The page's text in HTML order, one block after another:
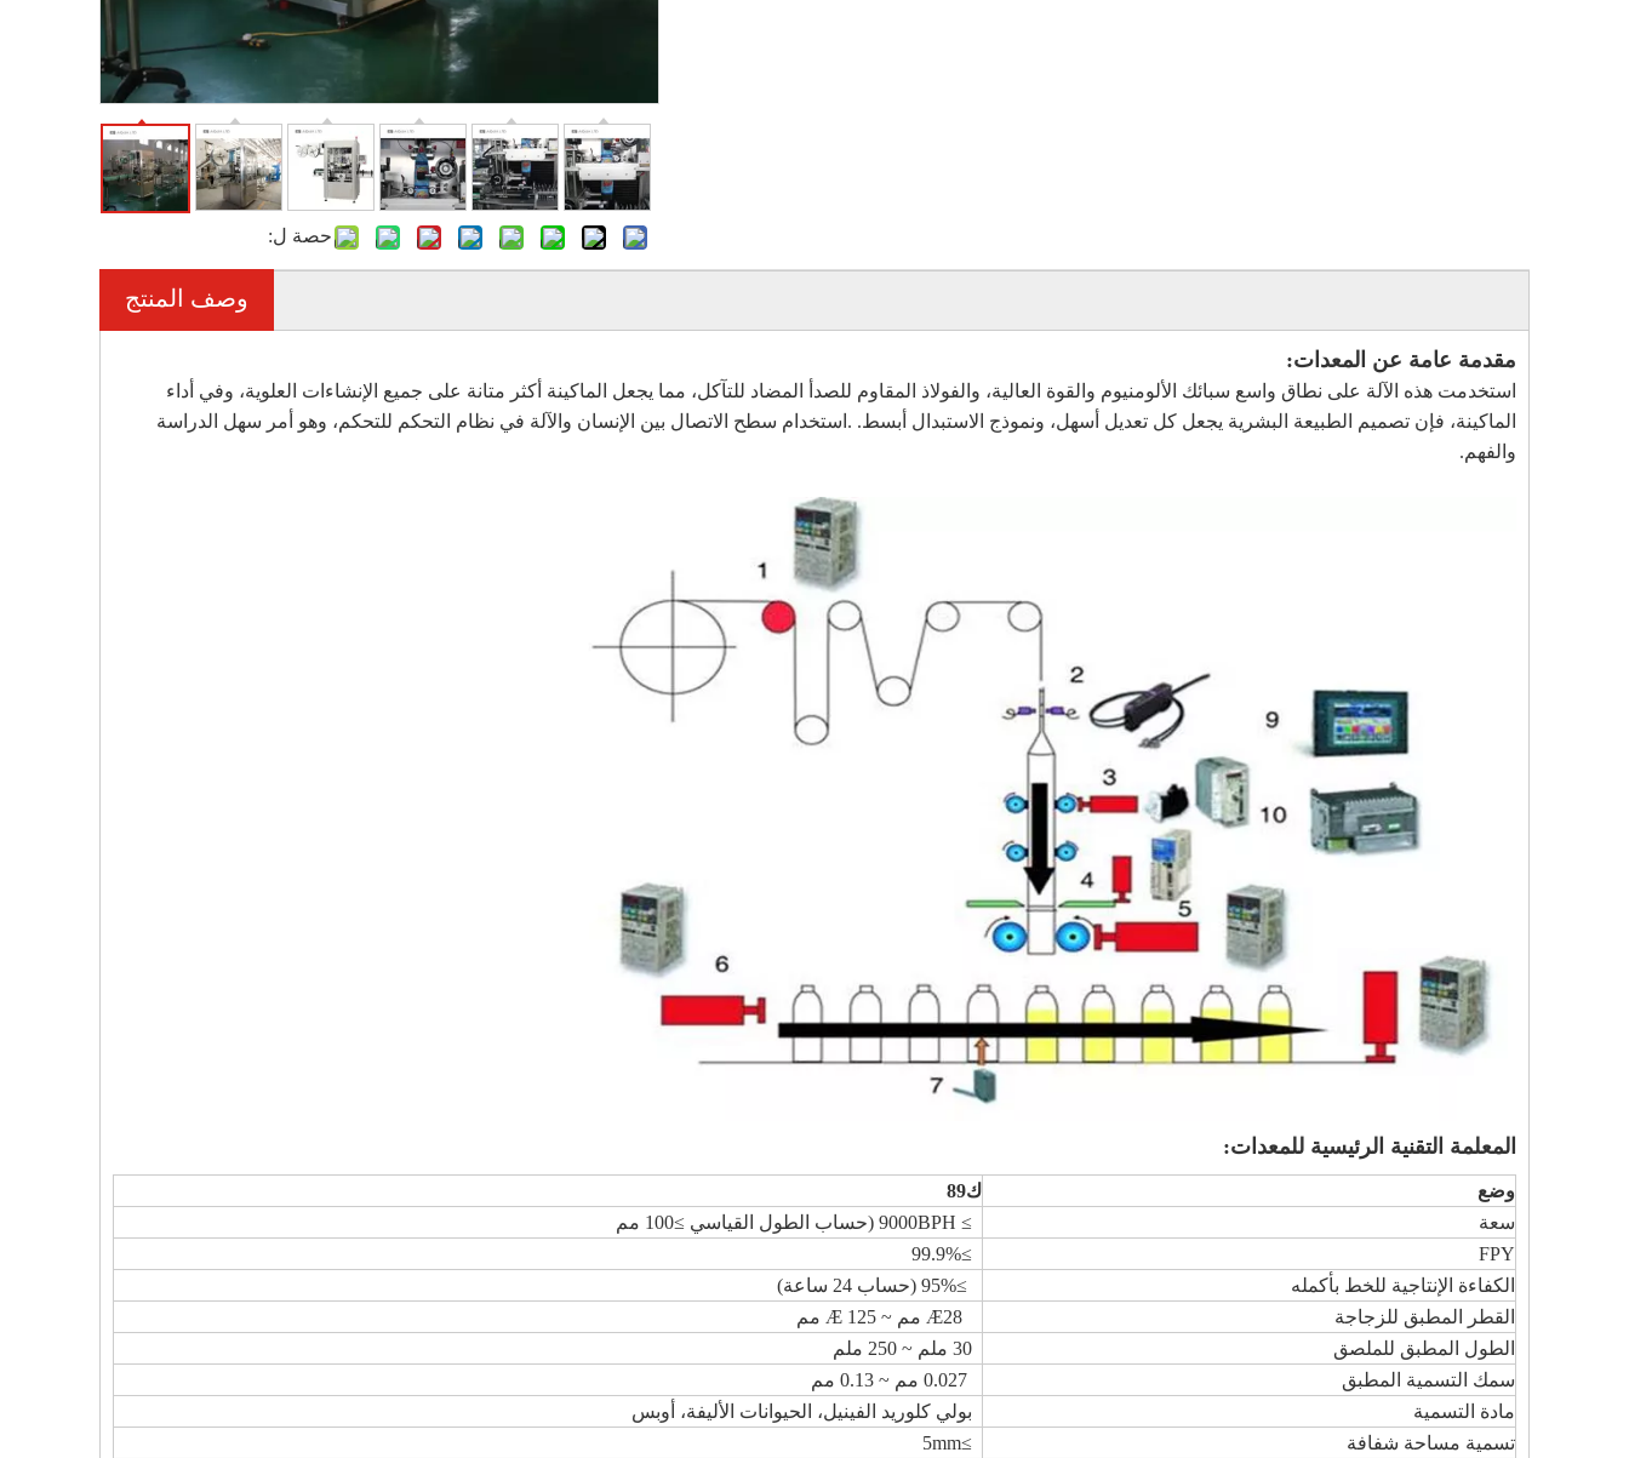
حصة ل:
وصف المنتج
مقدمة عامة عن المعدات:
استخدمت هذه الآلة على نطاق واسع سبائك الألومنيوم والقوة العالية، والفولاذ المقاوم للصدأ المضاد للتآكل، مما يجعل الماكينة أكثر متانة على جميع الإنشاءات العلوية، وفي أداء
الماكينة، فإن تصميم الطبيعة البشرية يجعل كل تعديل أسهل، ونموذج الاستبدال أبسط. .استخدام سطح الاتصال بين الإنسان والآلة في نظام التحكم للتحكم، وهو أمر سهل الدراسة
والفهم.
المعلمة التقنية الرئيسية للمعدات:
وضع ك89
سعة
≥ 9000BPH (حساب الطول القياسي ≥100 مم
FPY
≥99.9%
الكفاءة الإنتاجية للخط بأكمله
≥95% (حساب 24 ساعة)
القطر المطبق للزجاجة
الطول المطبق للملصق
سمك التسمية المطبق
مادة التسمية
بولي كلوريد الفينيل، الحيوانات الأليفة، أوبس
تسمية مساحة شفافة
≥5mm